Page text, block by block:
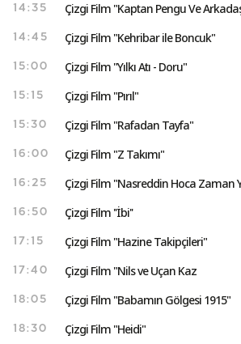
14:35 Çizgi Film "Kaptan Pengu Ve
14:45 Çizgi Film "Kehribar ile Boncuk"
15:00 Çizgi Film "Yılkı Atı - Doru"
15:15 Çizgi Film "Pırıl"
15:30 Çizgi Film "Rafadan Tayfa"
16:00 Çizgi Film "Z Takımı"
16:25 Çizgi Film "Nasreddin Hoca Zaman
16:50 Çizgi Film ''İbi''
17:15 Çizgi Film "Hazine Takipçileri"
17:40 Çizgi Film "Nils ve Uçan Kaz
18:05 Çizgi Film "Babamın Gölgesi 1915"
18:30 Çizgi Film "Heidi"